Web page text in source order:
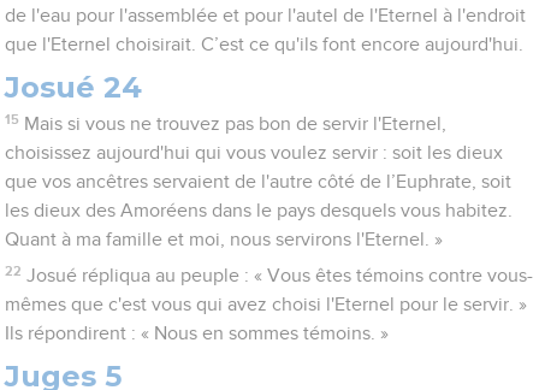
de l'eau pour l'assemblée et pour l'autel de l'Eternel à l'endroit
que l'Eternel choisirait. C’est ce qu'ils font encore aujourd'hui.
Josué 24
15 Mais si vous ne trouvez pas bon de servir l'Eternel,
choisissez aujourd'hui qui vous voulez servir : soit les dieux
que vos ancêtres servaient de l'autre côté de l’Euphrate, soit
les dieux des Amoréens dans le pays desquels vous habitez.
Quant à ma famille et moi, nous servirons l'Eternel. »
22 Josué répliqua au peuple : « Vous êtes témoins contre vous-
mêmes que c'est vous qui avez choisi l'Eternel pour le servir. »
Ils répondirent : « Nous en sommes témoins. »
Juges 5